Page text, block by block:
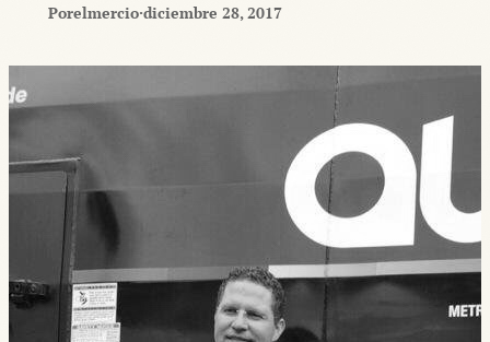
Porelmercio·diciembre 28, 2017